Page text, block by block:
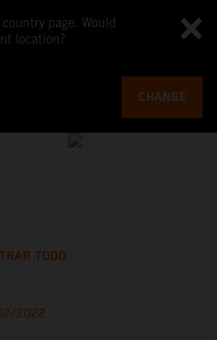
page. Would
location?
CHANGE
TODO
2022